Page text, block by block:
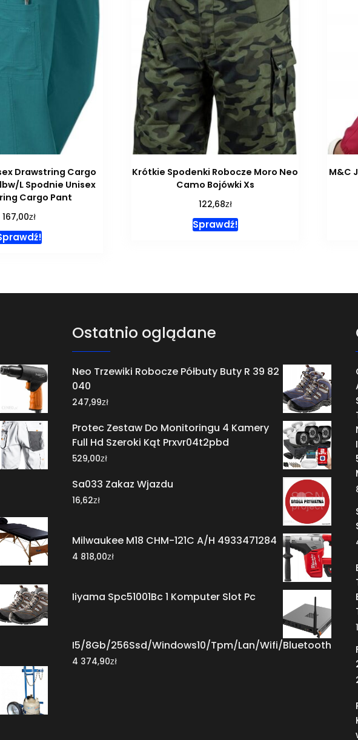
Drawstring Cargo
L Spodnie Unisex
Cargo Pant
167,00zł
Krótkie Spodenki Robocze Moro Neo
Camo Bojówki Xs
122,68zł
Sprawdź!
M&C
Ostatnio oglądane
Neo Trzewiki Robocze Półbuty Buty R 39 82
040
247,99zł
Protec Zestaw Do Monitoringu 4 Kamery
Full Hd Szeroki Kąt Prxvr04t2pbd
529,00zł
Sa033 Zakaz Wjazdu
16,62zł
Milwaukee M18 CHM-121C A/H 4933471284
4 818,00zł
Iiyama Spc51001Bc 1 Komputer Slot Pc
I5/8Gb/256Ssd/Windows10/Tpm/Lan/Wifi/Bluetooth
4 374,90zł